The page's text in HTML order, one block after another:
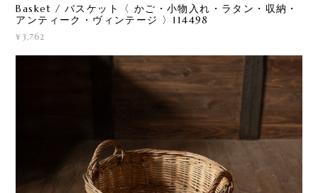
Basket / バスケット〈 かご・小物入れ・ラタン・収納・
アンティーク・ヴィンテージ 〉114498
¥3,762